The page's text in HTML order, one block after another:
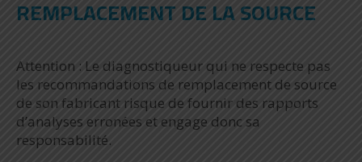
REMPLACEMENT DE LA SOURCE
Attention : Le diagnostiqueur qui ne respecte pas
les recommandations de remplacement de source
de son fabricant risque de fournir des rapports
d’analyses erronées et engage donc sa
responsabilité.